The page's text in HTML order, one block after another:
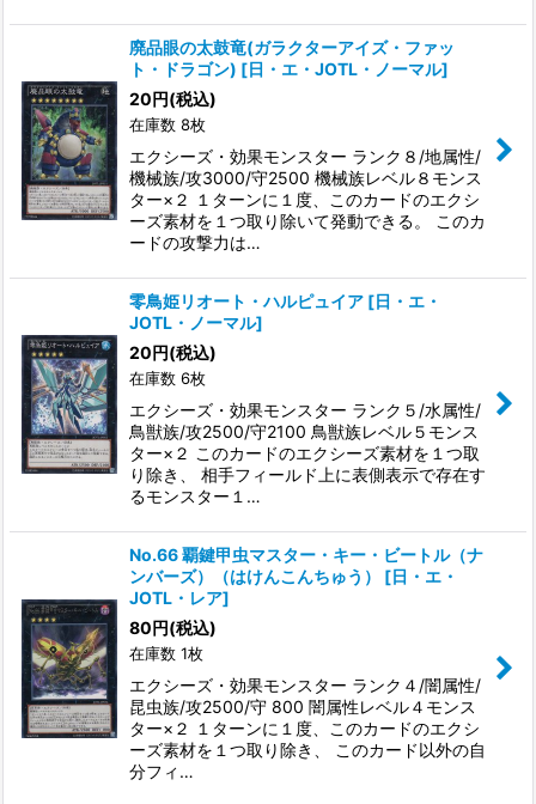
廃品眼の太鼓竜(ガラクターアイズ・ファッ
ト・ドラゴン) [日・エ・JOTL・ノーマル]
20円(税込)
在庫数 8枚
エクシーズ・効果モンスター ランク８/地属性/
機械族/攻3000/守2500 機械族レベル８モンス
ター×２ １ターンに１度、このカードのエクシ
ーズ素材を１つ取り除いて発動できる。 このカ
ードの攻撃力は…
零鳥姫リオート・ハルピュイア [日・エ・
JOTL・ノーマル]
20円(税込)
在庫数 6枚
エクシーズ・効果モンスター ランク５/水属性/
鳥獣族/攻2500/守2100 鳥獣族レベル５モンス
ター×２ このカードのエクシーズ素材を１つ取
り除き、 相手フィールド上に表側表示で存在す
るモンスター１…
No.66 覇鍵甲虫マスター・キー・ビートル（ナ
ンバーズ）（はけんこんちゅう）
[日・エ・
JOTL・レア]
80円(税込)
在庫数 1枚
エクシーズ・効果モンスター ランク４/闇属性/
昆虫族/攻2500/守 800 闇属性レベル４モンス
ター×２ １ターンに１度、このカードのエクシ
ーズ素材を１つ取り除き、 このカード以外の自
分フィ…